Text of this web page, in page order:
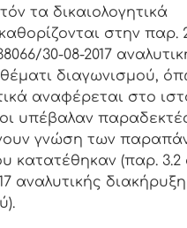
τα δικαιολογητικά
στην παρ.
30-08-2017
διαγωνισμού,
αναφέρεται στο
υπέβαλαν
γνώση των
κατατέθηκαν (παρ. 3.2
αναλυτικής